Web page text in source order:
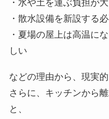
・水や土を運ぶ負担が
・散水設備を新設する
・夏場の屋上は高温に
しい
などの理由から、現実
さらに、キッチンから
と、